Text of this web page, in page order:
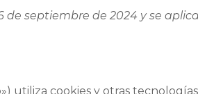
septiembre de 2024 y se
utiliza cookies y otras